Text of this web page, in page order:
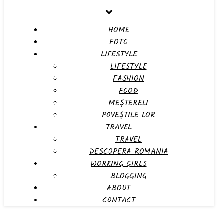
HOME
FOTO
LIFESTYLE
LIFESTYLE
FASHION
FOOD
MEȘTERELI
POVEȘTILE LOR
TRAVEL
TRAVEL
DESCOPERA ROMANIA
WORKING GIRLS
BLOGGING
ABOUT
CONTACT